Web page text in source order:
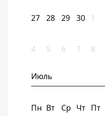
27 28 29 30 1
4 5 6 7 8
Июль
Пн Вт Ср Чт Пт